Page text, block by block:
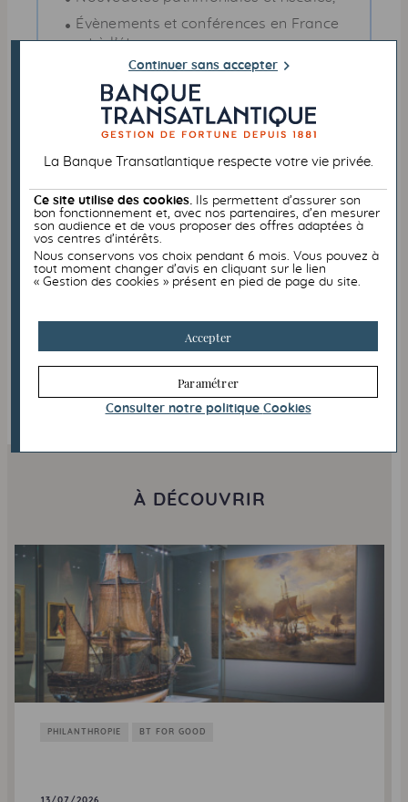
Évènements et conférences en France
et à l’étranger,
Analyses financières et points
marchés,
Nos actions philanthropiques et de
mécénat
Restons connectés. Suivez-nous sur
LinkedIn,Youtube,FacebooketTwitter.
Retrouvez également tous nos articles
et vidéos sur notre pageActualitésdu
site internet.
Youtube
À DÉCOUVRIR
PHILANTHROPIE BT FOR GOOD
13/07/2026
Continuer sans accepter
La Banque Transatlantique respecte votre vie privée.
Ce site utilise des cookies.
Ils permettent d’assurer son
bon fonctionnement et, avec nos partenaires, d’en mesurer
son audience et de vous proposer des offres adaptées à
vos centres d’intérêts.
Nous conservons vos choix pendant 6 mois. Vous pouvez à
tout moment changer d’avis en cliquant sur le lien
« Gestion des cookies » présent en pied de page du site.
Accepter
Paramétrer
Consulter notre politique Cookies